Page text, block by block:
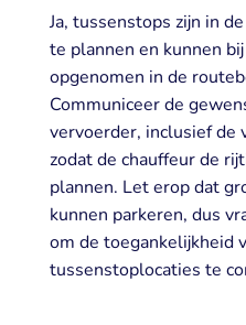
Ja, tussenstops zijn in
te plannen en kunnen
opgenomen in de
Communiceer de
vervoerder, inclusief de
zodat de chauffeur de
plannen. Let erop dat
kunnen parkeren, dus
om de toegankelijkheid
tussenstoplocaties te